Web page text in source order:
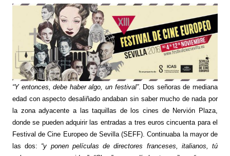
“Y entonces, debe haber algo, un festival”. Dos señoras de mediana
edad con aspecto desaliñado andaban sin saber mucho de nada por
la zona adyacente a las taquillas de los cines de Nervión Plaza,
donde se pueden adquirir las entradas a tres euros cincuenta para el
Festival de Cine Europeo de Sevilla (SEFF). Continuaba la mayor de
las dos: “y ponen películas de directores franceses, italianos, tú